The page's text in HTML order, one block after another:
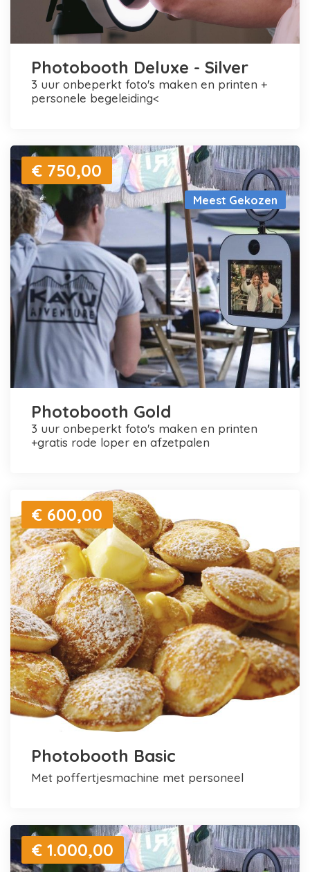
Photobooth Deluxe - Silver
3 uur onbeperkt foto's maken en printen +
personele begeleiding<
Meest Gekozen
€ 750,00
Photobooth Gold
3 uur onbeperkt foto's maken en printen
+gratis rode loper en afzetpalen
€ 600,00
Photobooth Basic
met poffertjesmachine met personeel
€ 1.000,00